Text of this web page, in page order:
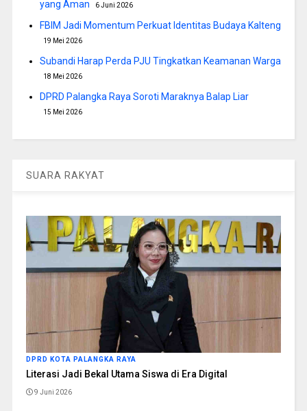
yang Aman 6 Juni 2026
FBIM Jadi Momentum Perkuat Identitas Budaya Kalteng
19 Mei 2026
Subandi Harap Perda PJU Tingkatkan Keamanan Warga
18 Mei 2026
DPRD Palangka Raya Soroti Maraknya Balap Liar
15 Mei 2026
SUARA RAKYAT
DPRD KOTA PALANGKA RAYA
Literasi Jadi Bekal Utama Siswa di Era Digital
9 Juni 2026